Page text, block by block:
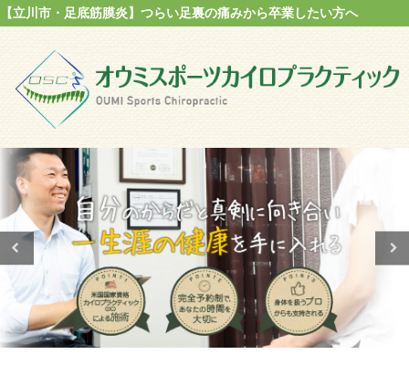
【立川市・足底筋膜炎】つらい足裏の痛みから卒業したい方へ